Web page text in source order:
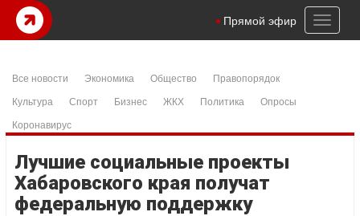
Toggle
Прямой эфир
Все новости Экономика Общество
Правопорядок
Культура
Спорт Бизнес ЖКХ Политика
Опросы
Коронавирус
Лучшие социальные проекты
Хабаровского края получат
федеральную поддержку